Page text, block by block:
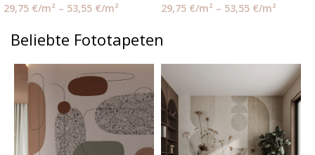
29,75 €/m² – 53,55 €/m² 29,75 €/m² – 53,55 €/m²
Beliebte Fototapeten